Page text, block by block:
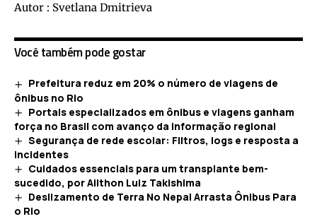
Autor : Svetlana Dmitrieva
Você também pode gostar
Prefeitura reduz em 20% o número de viagens de
ônibus no Rio
Portais especializados em ônibus e viagens ganham
força no Brasil com avanço da informação regional
Segurança de rede escolar: Filtros, logs e resposta a
incidentes
Cuidados essenciais para um transplante bem-
sucedido, por Ailthon Luiz Takishima
Deslizamento de Terra No Nepal Arrasta Ônibus Para
o Rio